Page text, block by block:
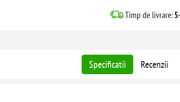
Timp de livrare:
Specificatii Recenzii